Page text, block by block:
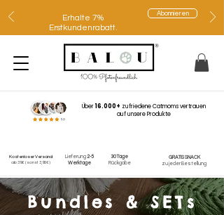
Erhalte 7%
Erstkundenrabatt.
Abonnieren
Über16.000+ zufriedene Catmoms vertrauen
auf unsere Produkte
GRATIS SNACK
zu jeder Bestellung
Kostenloser Versand
ab 39€(sonst 3,95€)
Lieferung 2-5
Werktage
30 Tage
Rückgabe
Bundles & SETs